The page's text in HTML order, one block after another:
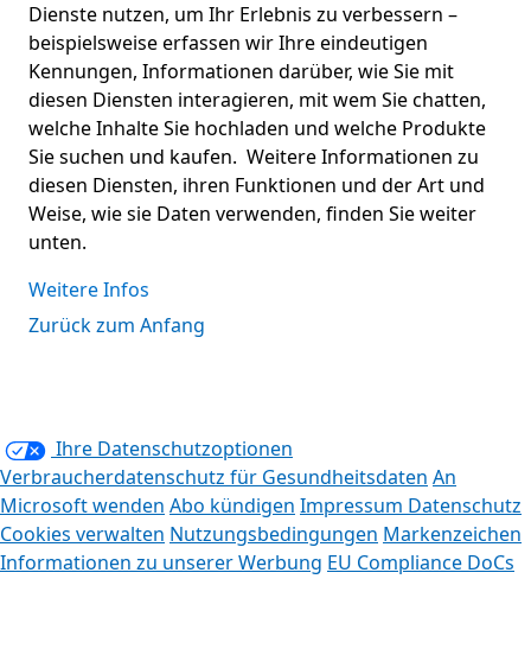
Dienste nutzen, um Ihr Erlebnis zu verbessern –
beispielsweise erfassen wir Ihre eindeutigen
Kennungen, Informationen darüber, wie Sie mit
diesen Diensten interagieren, mit wem Sie chatten,
welche Inhalte Sie hochladen und welche Produkte
Sie suchen und kaufen. Weitere Informationen zu
diesen Diensten, ihren Funktionen und der Art und
Weise, wie sie Daten verwenden, finden Sie weiter
unten.
Weitere Infos
Zurück zum Anfang
Ihre Datenschutzoptionen
Verbraucherdatenschutz für Gesundheitsdaten An
Microsoft wenden Abo kündigen Impressum Datenschutz
Cookies verwalten Nutzungsbedingungen Markenzeichen
Informationen zu unserer Werbung EU Compliance DoCs